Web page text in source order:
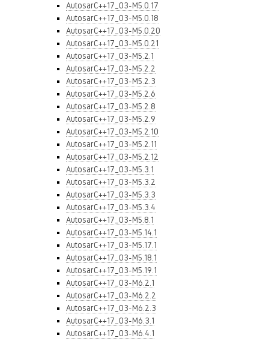
AutosarC++17_03-M5.0.17
AutosarC++17_03-M5.0.18
AutosarC++17_03-M5.0.20
AutosarC++17_03-M5.0.21
AutosarC++17_03-M5.2.1
AutosarC++17_03-M5.2.2
AutosarC++17_03-M5.2.3
AutosarC++17_03-M5.2.6
AutosarC++17_03-M5.2.8
AutosarC++17_03-M5.2.9
AutosarC++17_03-M5.2.10
AutosarC++17_03-M5.2.11
AutosarC++17_03-M5.2.12
AutosarC++17_03-M5.3.1
AutosarC++17_03-M5.3.2
AutosarC++17_03-M5.3.3
AutosarC++17_03-M5.3.4
AutosarC++17_03-M5.8.1
AutosarC++17_03-M5.14.1
AutosarC++17_03-M5.17.1
AutosarC++17_03-M5.18.1
AutosarC++17_03-M5.19.1
AutosarC++17_03-M6.2.1
AutosarC++17_03-M6.2.2
AutosarC++17_03-M6.2.3
AutosarC++17_03-M6.3.1
AutosarC++17_03-M6.4.1